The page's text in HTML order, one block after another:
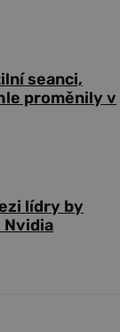
seanci,
proměnily v
lídry by